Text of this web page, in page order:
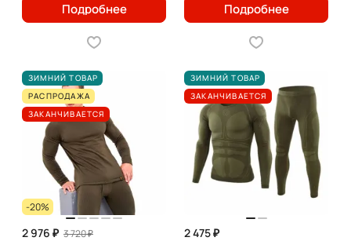
Подробнее Подробнее
ЗИМНИЙ ТОВАР
РАСПРОДАЖА
ЗАКАНЧИВАЕТСЯ
-20%
2 976 ₽ 3 720 ₽
ЗИМНИЙ ТОВАР
ЗАКАНЧИВАЕТСЯ
2 475 ₽